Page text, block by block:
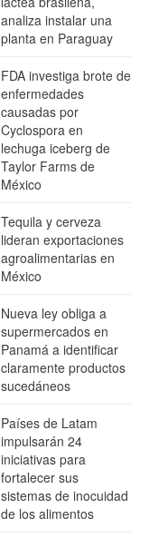
analiza instalar una
planta en Paraguay
FDA investiga brote de
enfermedades
causadas por
Cyclospora en
lechuga iceberg de
Taylor Farms de
México
Tequila y cerveza
lideran exportaciones
agroalimentarias en
México
Nueva ley obliga a
supermercados en
Panamá a identificar
claramente productos
sucedáneos
Países de Latam
impulsarán 24
iniciativas para
fortalecer sus
sistemas de inocuidad
de los alimentos